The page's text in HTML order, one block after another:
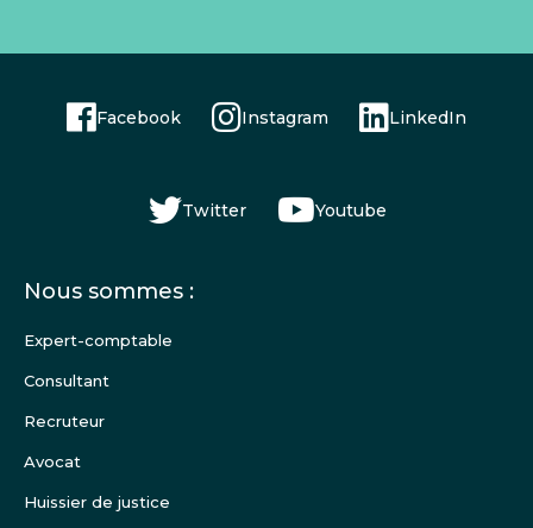
Facebook Instagram LinkedIn
Twitter Youtube
Menu
de
Nous sommes :
Expert-comptable
Consultant
Recruteur
Avocat
Huissier de justice